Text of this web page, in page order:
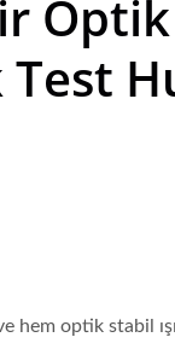
Optik
hem optik stabil